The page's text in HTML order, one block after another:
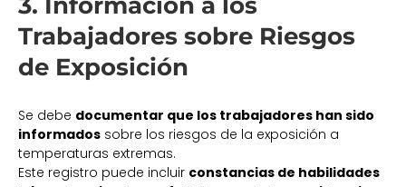
Trabajadores sobre Riesgos
de Exposición
Se debe documentar que los trabajadores han sido
informados sobre los riesgos de la exposición a
temperaturas extremas.
Este registro puede incluir constancias de habilidades